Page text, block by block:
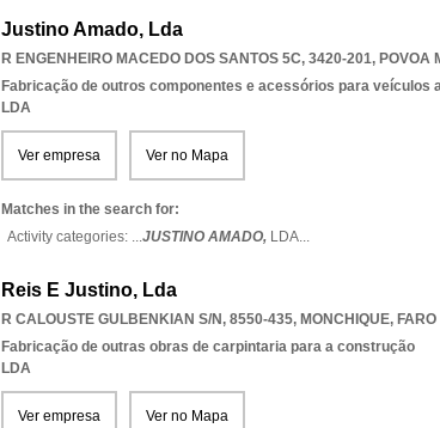
Justino Amado, Lda
R ENGENHEIRO MACEDO DOS SANTOS 5C, 3420-201, POVOA
Fabricação de outros componentes e acessórios para veículos
LDA
Ver empresa Ver no Mapa
Matches in the search for:
Activity categories: ...JUSTINO AMADO, LDA...
Reis E Justino, Lda
R CALOUSTE GULBENKIAN S/N, 8550-435, MONCHIQUE, FARO
Fabricação de outras obras de carpintaria para a construção
LDA
Ver empresa Ver no Mapa